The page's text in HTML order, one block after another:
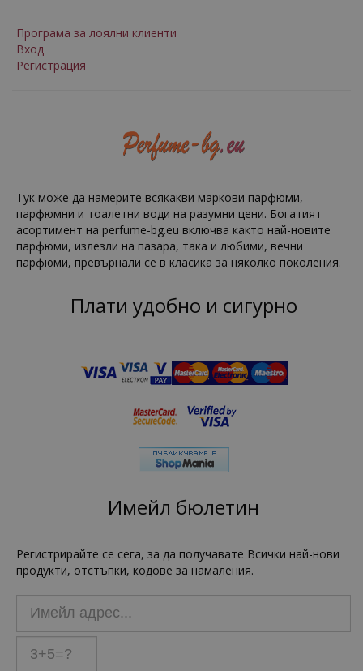
Програма за лоялни клиенти
Вход
Регистрация
Тук може да намерите всякакви маркови парфюми,
парфюмни и тоалетни води на разумни цени. Богатият
асортимент на perfume-bg.eu включва както най-новите
парфюми, излезли на пазара, така и любими, вечни
парфюми, превърнали се в класика за няколко поколения.
Плати удобно и сигурно
Имейл бюлетин
Регистрирайте се сега, за да получавате Всички най-нови
продукти, отстъпки, кодове за намаления.